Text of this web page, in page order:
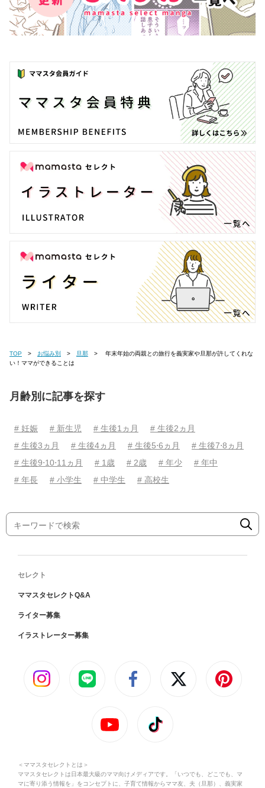
TOP お悩み別 旦那
い！ママができることは
月齢別に記事を探す
# 妊娠 # 新生児 # 生後1ヵ月
# 生後2ヵ月
# 生後3ヵ月
# 生後4ヵ月 # 生後5⋅6ヵ月
# 生後7⋅8ヵ月
# 生後9⋅10⋅11ヵ月
# 1歳 # 2歳 # 年少
# 年中
# 年長
# 小学生 # 中学生 # 高校生
セレクト
ママスタセレクトQ&A
ライター募集
イラストレーター募集
＜ママスタセレクトとは＞
ママスタセレクトは日本最大級のママ向けメディアです。「いつでも、どこでも、マ
マに寄り添う情報を」をコンセプトに、子育て情報からママ友、夫（旦那）、義実家